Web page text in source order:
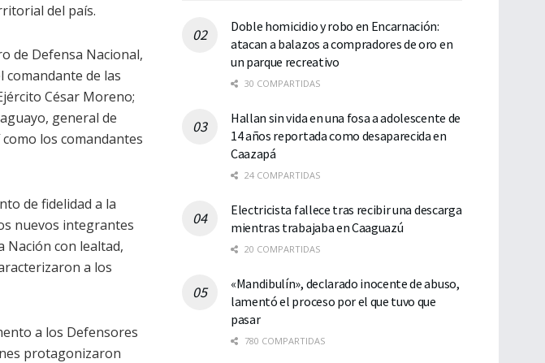
del país.
de Defensa Nacional,
comandante de las
César Moreno;
general de
los comandantes
de fidelidad a la
nuevos integrantes
Nación con lealtad,
a los
a los Defensores
protagonizaron
Doble homicidio y robo en Encarnación:
atacan a balazos a compradores de oro en
un parque recreativo
30 COMPARTIDAS
Hallan sin vida en una fosa a adolescente de
14 años reportada como desaparecida en
Caazapá
24 COMPARTIDAS
Electricista fallece tras recibir una descarga
mientras trabajaba en Caaguazú
20 COMPARTIDAS
«Mandibulín», declarado inocente de abuso,
lamentó el proceso por el que tuvo que
pasar
780 COMPARTIDAS